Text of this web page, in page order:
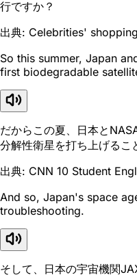
行ですか？
出典: Celebrities'
So this summer, Japan
first biodegradable
だからこの夏、日本と
分解性衛星を打ち上げるこ
出典: CNN 10 Student
And so, Japan's space
troubleshooting.
そして、日本の宇宙機関